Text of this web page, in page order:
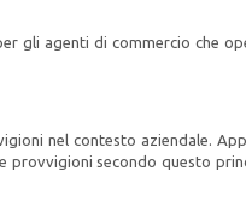
gli agenti di commercio che
nel contesto aziendale.
provvigioni secondo questo